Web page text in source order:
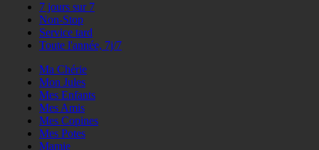
7 jours sur 7
Non-Stop
Service tard
Toute l'année, 7j/7
Ma Chérie
Mon Jules
Mes Enfants
Mes Amis
Mes Copines
Mes Potes
Mamie